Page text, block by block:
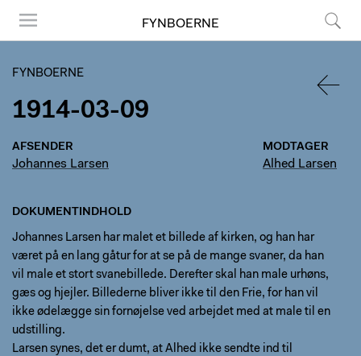
FYNBOERNE
FYNBOERNE
1914-03-09
AFSENDER
Johannes Larsen
MODTAGER
Alhed Larsen
DOKUMENTINDHOLD
Johannes Larsen har malet et billede af kirken, og han har
været på en lang gåtur for at se på de mange svaner, da han
vil male et stort svanebillede. Derefter skal han male urhøns,
gæs og hjejler. Billederne bliver ikke til den Frie, for han vil
ikke ødelægge sin fornøjelse ved arbejdet med at male til en
udstilling.
Larsen synes, det er dumt, at Alhed ikke sendte ind til